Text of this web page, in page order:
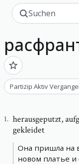
Partizip Aktiv
1. herausgeputzt,
gekleidet
Она пришла на
новом платье и